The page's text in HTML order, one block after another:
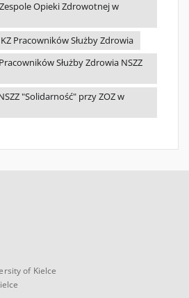
Opieki Zdrowotnej w
Pracowników Służby Zdrowia
Służby Zdrowia NSZZ
"Solidarność" przy ZOZ w
of Kielce